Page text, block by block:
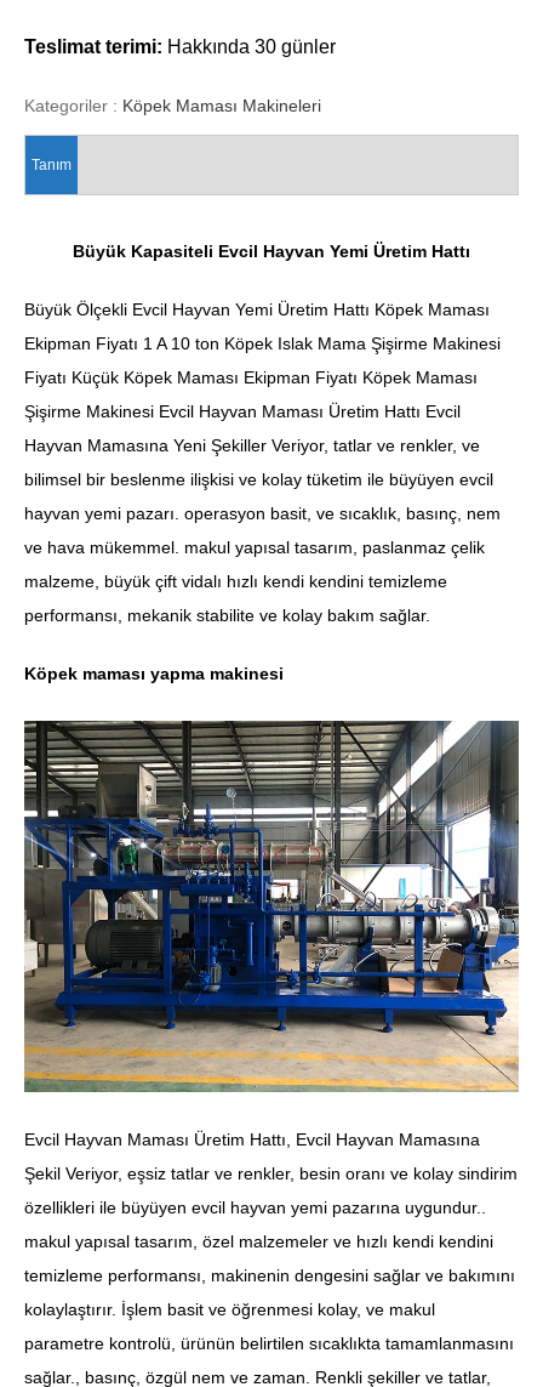
Teslimat terimi: Hakkında 30 günler
Kategoriler : Köpek Maması Makineleri
Tanım
Büyük Kapasiteli Evcil Hayvan Yemi Üretim Hattı
Büyük Ölçekli Evcil Hayvan Yemi Üretim Hattı Köpek Maması
Ekipman Fiyatı 1 A 10 ton Köpek Islak Mama Şişirme Makinesi
Fiyatı Küçük Köpek Maması Ekipman Fiyatı Köpek Maması
Şişirme Makinesi Evcil Hayvan Maması Üretim Hattı Evcil
Hayvan Mamasına Yeni Şekiller Veriyor, tatlar ve renkler, ve
bilimsel bir beslenme ilişkisi ve kolay tüketim ile büyüyen evcil
hayvan yemi pazarı. operasyon basit, ve sıcaklık, basınç, nem
ve hava mükemmel. makul yapısal tasarım, paslanmaz çelik
malzeme, büyük çift vidalı hızlı kendi kendini temizleme
performansı, mekanik stabilite ve kolay bakım sağlar.
Köpek maması yapma makinesi
Evcil Hayvan Maması Üretim Hattı, Evcil Hayvan Mamasına
Şekil Veriyor, eşsiz tatlar ve renkler, besin oranı ve kolay sindirim
özellikleri ile büyüyen evcil hayvan yemi pazarına uygundur..
makul yapısal tasarım, özel malzemeler ve hızlı kendi kendini
temizleme performansı, makinenin dengesini sağlar ve bakımını
kolaylaştırır. İşlem basit ve öğrenmesi kolay, ve makul
parametre kontrolü, ürünün belirtilen sıcaklıkta tamamlanmasını
sağlar., basınç, özgül nem ve zaman. Renkli şekiller ve tatlar,